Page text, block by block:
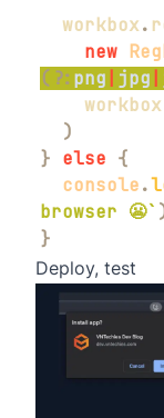
  workbox
.
new
(?:png jpg
    workbox
)
} else {
console.
browser 😬`
}
Deploy, test